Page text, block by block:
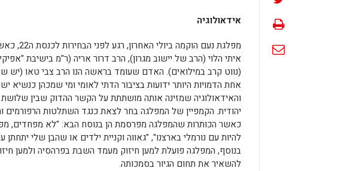
אידאולוגיה
מפלגת
איתי הלוי (הרב של יישוב מגרון), הרב דרור אריה (ר"מ בישיבת
(נווט קרב במילואים). האדם שעומד בראשה הנו הרב צבי טאו (יש
אחת הדמויות היותר ידועות בציבור הדתי לאומי ומי שמכהן כנשיא
והאידאולוגיה שמזינה אותה מושתתת על הקשר ההדוק שבין
יהודית. הקמפיין של המפלגה בחר לצאת כנגד השתלטות הרפורמים
כאשר הכותרות שהמפלגה מפרסמת הן בנוסח הבא: "לא מפחדים,
להיות עם נורמלי בארצנו", "גאווה וקניית ילדים או שהבן שלי
בנוסף, המפלגה פועלת למען חיזוק מעמד השבת בפרהסיה ולמען
להשאיר את תחום הגיור בסמכותה.